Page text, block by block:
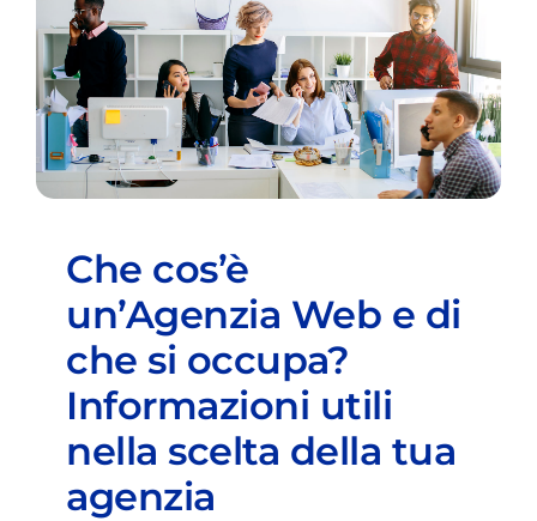
Che cos’è
un’Agenzia Web e di
che si occupa?
Informazioni utili
nella scelta della tua
agenzia